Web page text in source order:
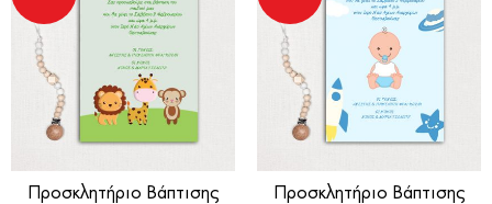
Προσκλητήριο Βάπτισης
Προσκλητήριο Βάπτισης